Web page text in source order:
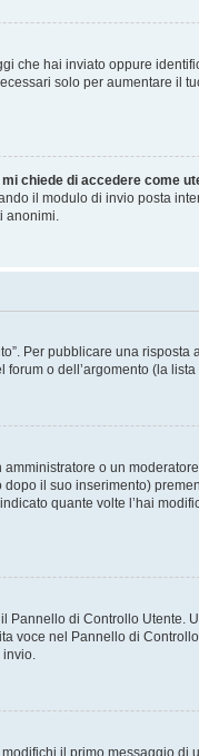
che hai inviato oppure
solo per aumentare il
chiede di accedere come
il modulo di invio posta
anonimi.
Per pubblicare una
o dell’argomento (la lista
o un
il suo inserimento)
quante volte l’hai
di Controllo Utente.
voce nel Pannello di
invio.
il primo messaggio